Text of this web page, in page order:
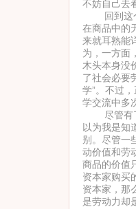
不妨自己去
回到这个
在商品中的
来就耳熟能
为，一方面
木头本身没
了社会必要
学”。不过
学交流中多
尽管有了
以为我是知
别。尽管一
动价值和劳
商品的价值
资本家购买
资本家，那
是劳动力却